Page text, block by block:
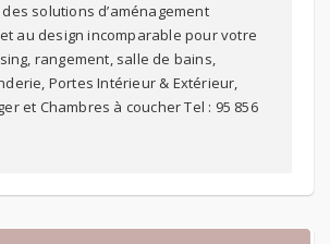
solutions d’aménagement
au design incomparable pour votre
rangement, salle de bains,
Portes Intérieur & Extérieur,
et Chambres à coucher Tel : 95 856